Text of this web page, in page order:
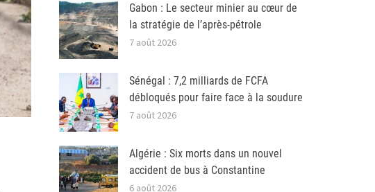
Gabon : Le secteur minier au cœur de
la stratégie de l’après-pétrole
7 août 2026
Sénégal : 7,2 milliards de FCFA
débloqués pour faire face à la soudure
7 août 2026
Algérie : Six morts dans un nouvel
accident de bus à Constantine
6 août 2026